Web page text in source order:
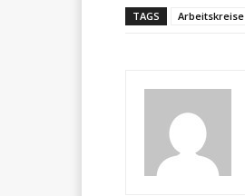
TAGS Arbeitskreise